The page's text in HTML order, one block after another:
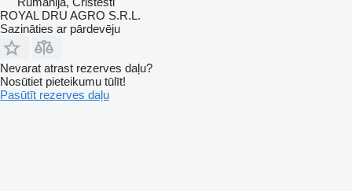
ROYAL DRU AGRO S.R.L.
Sazināties ar pārdevēju
Nevarat atrast rezerves daļu?
Nosūtiet pieteikumu tūlīt!
Pasūtīt rezerves daļu